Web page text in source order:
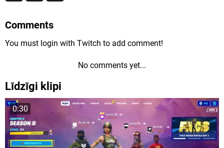
Comments
You must login with Twitch to add comment!
No comments yet...
Līdzīgi klipi
0:30